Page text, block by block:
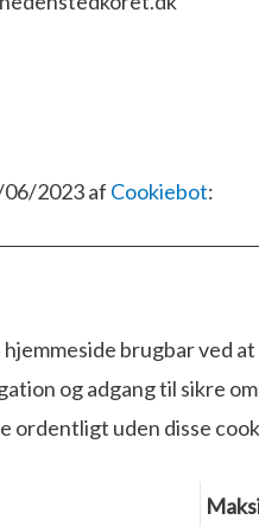
2023 af Cookiebot:
brugbar ved
og adgang til sikre
ordentligt uden disse